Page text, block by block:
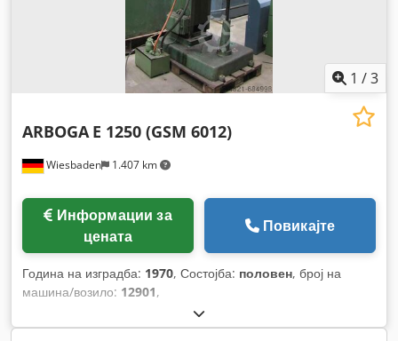
1 /3
Wiesbaden 1.407 km
ARBOGA E 1250 (GSM 6012)
цената
Повикајте
Година на изградба: 1970, Состојба: половен, број на
машина/возило: 12901,